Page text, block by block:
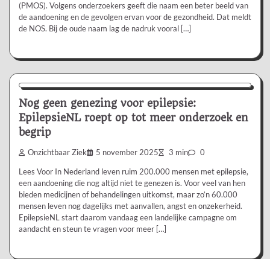
(PMOS). Volgens onderzoekers geeft die naam een beter beeld van
de aandoening en de gevolgen ervan voor de gezondheid. Dat meldt
de NOS. Bij de oude naam lag de nadruk vooral […]
Nieuws/Informatie
Persbericht
Ziekte/Aandoening
Nog geen genezing voor epilepsie:
EpilepsieNL roept op tot meer onderzoek en
begrip
Onzichtbaar Ziek 5 november 2025 3 min 0
Lees Voor In Nederland leven ruim 200.000 mensen met epilepsie,
een aandoening die nog altijd niet te genezen is. Voor veel van hen
bieden medicijnen of behandelingen uitkomst, maar zo’n 60.000
mensen leven nog dagelijks met aanvallen, angst en onzekerheid.
EpilepsieNL start daarom vandaag een landelijke campagne om
aandacht en steun te vragen voor meer […]